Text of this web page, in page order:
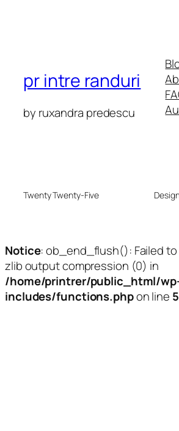
pr intre randuri
by ruxandra predescu
Twenty Twenty-Five
Notice: ob_end_flush(): Failed
zlib output compression (0) in
/home/printrer/public_html/
includes/functions.phpon line